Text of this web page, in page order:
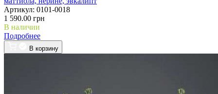
Артикул: 0101-0018
1 590.00 грн
В наличии
Подробнее
В корзину